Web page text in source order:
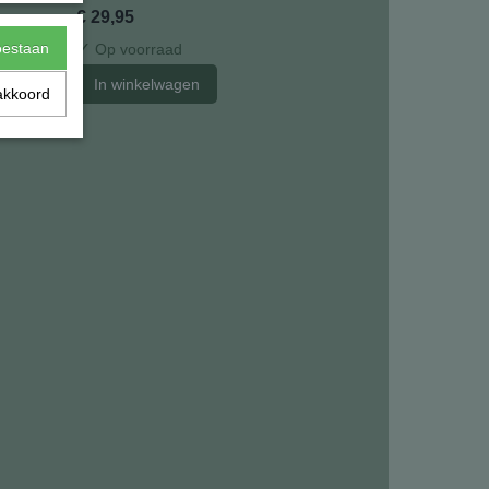
€ 29,95
✓ Op voorraad
In winkelwagen